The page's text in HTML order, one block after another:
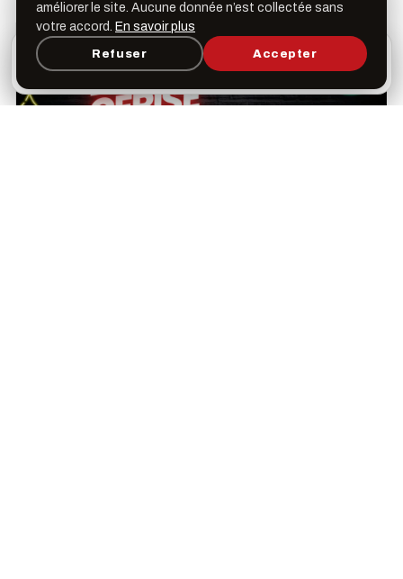
L’appli Léspas
Programme, favoris & rappels sur votre écran
×
améliorer le site. Aucune donnée n’est collectée sans
votre accord. En savoir plus
Refuser Accepter